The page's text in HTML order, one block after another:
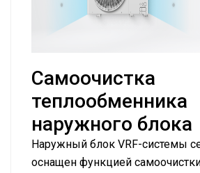
Самоочистка
теплообменника
наружного блока
Наружный блок VRF-системы
оснащен функцией